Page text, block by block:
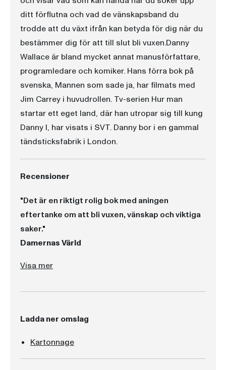
ditt förflutna och vad de vänskapsband du
trodde att du växt ifrån kan betyda för dig när du
bestämmer dig för att till slut bli vuxen.Danny
Wallace är bland mycket annat manusförfattare,
programledare och komiker. Hans förra bok på
svenska, Mannen som sade ja, har filmats med
Jim Carrey i huvudrollen. Tv-serien Hur man
startar ett eget land, där han utropar sig till kung
Danny I, har visats i SVT. Danny bor i en gammal
tändsticksfabrik i London.
Recensioner
"Det är en riktigt rolig bok med aningen
eftertanke om att bli vuxen, vänskap och viktiga
saker."
Damernas Värld
Visa mer
Ladda ner omslag
Kartonnage